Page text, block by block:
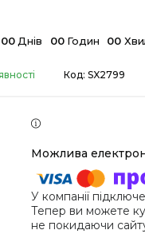
00 Днів 00 Годин 00
Код: SX2799
У компанії
Тепер ви можете
не покидаючи